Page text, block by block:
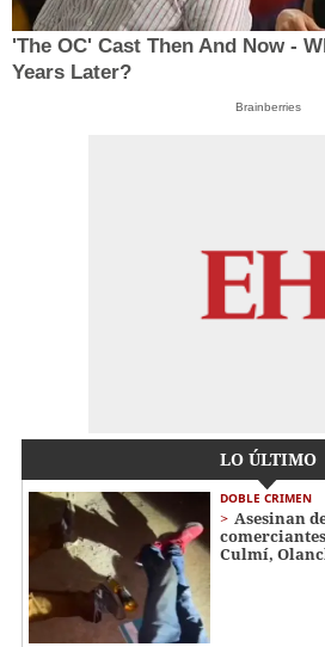
'The OC' Cast Then And Now -
Years Later?
Brainberries
LO ÚLTIMO
DOBLE CRIMEN
Asesinan
Culmí,